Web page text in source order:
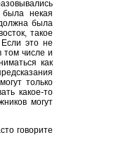
была некая
была
такое
это не
том числе и
как
только
какое-то
могут
говорите